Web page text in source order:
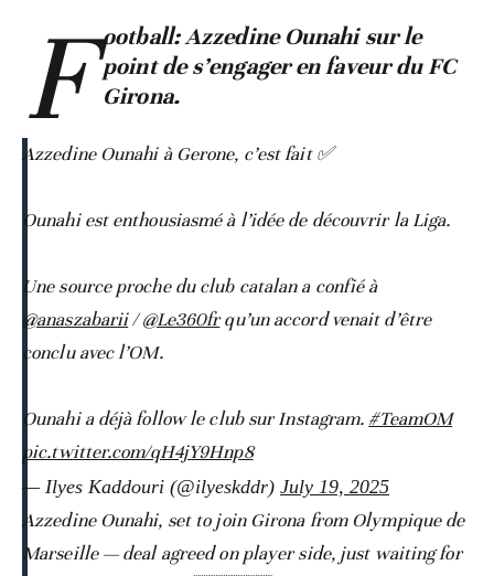
F ootball: Azzedine Ounahi sur le
point de s’engager en faveur du FC
Girona.
Azzedine Ounahi à Gerone, c’est fait ✅
Ounahi est enthousiasmé à l’idée de découvrir la Liga.
Une source proche du club catalan a confié à
@anaszabarii/@Le360frqu’un accord venait d’être
conclu avec l’OM.
Ounahi a déjà follow le club sur Instagram. #TeamOM
pic.twitter.com/qH4jY9Hnp8
— Ilyes Kaddouri (@ilyeskddr) July 19, 2025
Azzedine Ounahi, set to join Girona from Olympique de
Marseille — deal agreed on player side, just waiting for